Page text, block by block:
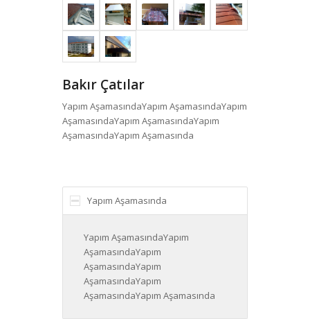
Bakır Çatılar
Yapım AşamasındaYapım AşamasındaYapım
AşamasındaYapım AşamasındaYapım
AşamasındaYapım Aşamasında
Yapım Aşamasında
Yapım AşamasındaYapım
AşamasındaYapım
AşamasındaYapım
AşamasındaYapım
AşamasındaYapım Aşamasında